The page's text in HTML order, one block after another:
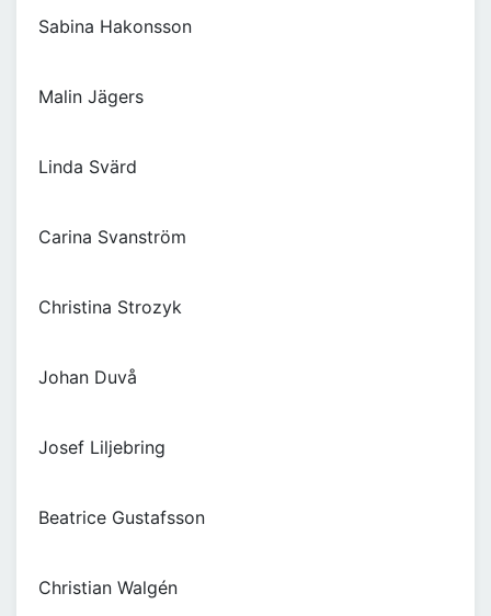
Sabina Hakonsson
Malin Jägers
Linda Svärd
Carina Svanström
Christina Strozyk
Johan Duvå
Josef Liljebring
Beatrice Gustafsson
Christian Walgén